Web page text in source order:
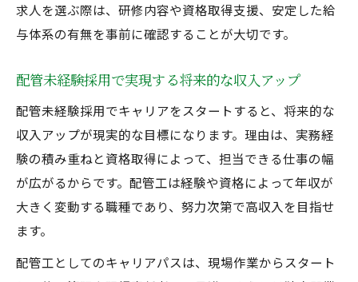
求人を選ぶ際は、研修内容や資格取得支援、安定した給
与体系の有無を事前に確認することが大切です。
配管未経験採用で実現する将来的な収入アップ
配管未経験採用でキャリアをスタートすると、将来的な
収入アップが現実的な目標になります。理由は、実務経
験の積み重ねと資格取得によって、担当できる仕事の幅
が広がるからです。配管工は経験や資格によって年収が
大きく変動する職種であり、努力次第で高収入を目指せ
ます。
配管工としてのキャリアパスは、現場作業からスタート